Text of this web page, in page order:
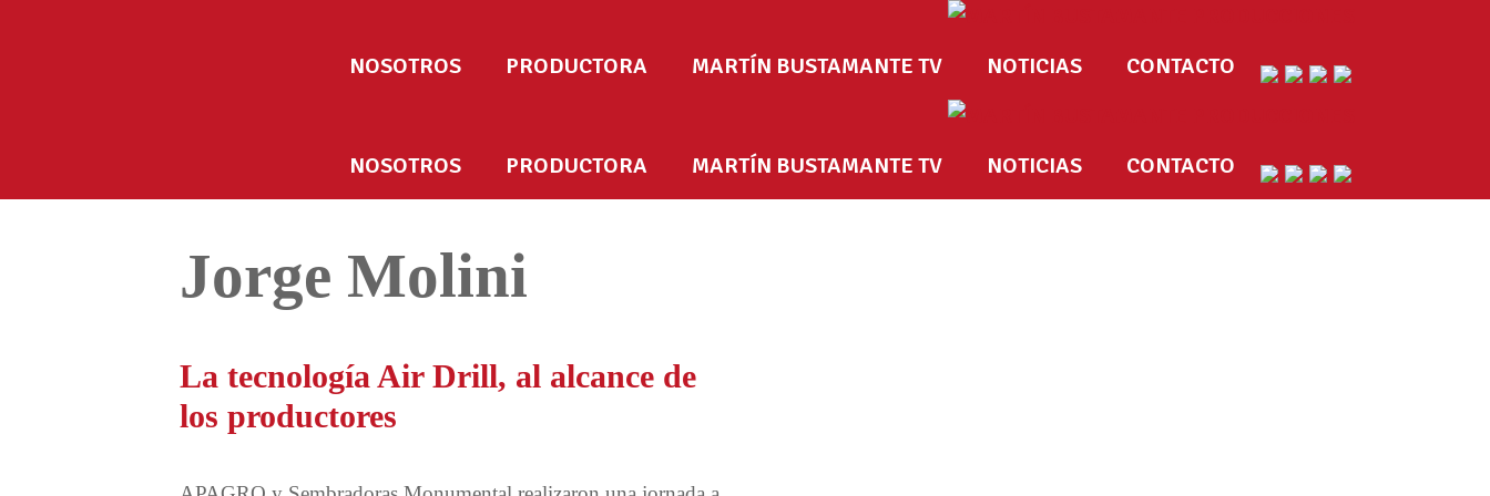
NOSOTROS PRODUCTORA MARTÍN BUSTAMANTE TV NOTICIAS CONTACTO
NOSOTROS PRODUCTORA MARTÍN BUSTAMANTE TV NOTICIAS CONTACTO
Jorge Molini
La tecnología Air Drill, al alcance de
los productores